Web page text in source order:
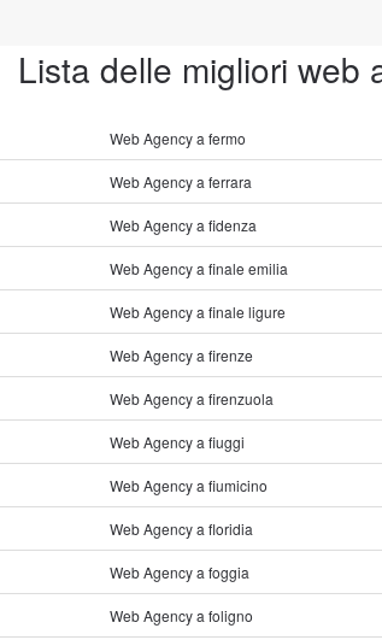
Lista delle migliori web
Web Agency a fermo
Web Agency a ferrara
Web Agency a fidenza
Web Agency a finale emilia
Web Agency a finale ligure
Web Agency a firenze
Web Agency a firenzuola
Web Agency a fiuggi
Web Agency a fiumicino
Web Agency a floridia
Web Agency a foggia
Web Agency a foligno